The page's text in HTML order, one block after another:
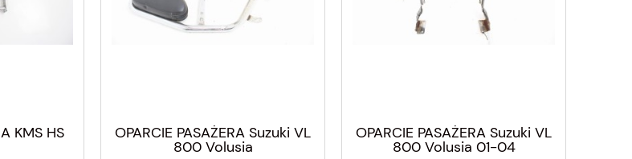
KMS HS OPARCIE PASAŻERA Suzuki VL
800 Volusia
OPARCIE PASAŻERA Suzuki VL
800 Volusia 01-04